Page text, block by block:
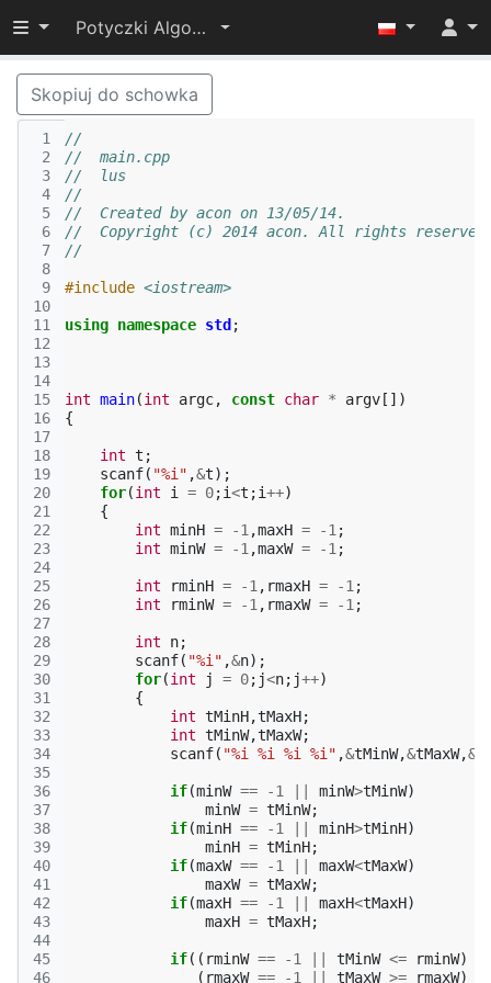
Przełącz widoczność menu
Potyczki Algorytmiczne 2014
Skopiuj do schowka
1
2
3
4
5
6
7
8
9
10
11
12
13
14
15
16
17
18
19
20
21
22
23
24
25
26
27
28
29
30
31
32
33
34
35
36
37
38
39
40
41
42
43
44
45
46
//
//  main.cpp
//  lus
//
//  Created by acon on 13/05/14.
//  Copyright (c) 2014 acon. All rights
//
#include <iostream>
using namespace std ;
int main(int argc, const char * argv [])
{
int t ;
scanf( "%i" ,&t);
for(int i = 0;i<t ;i++)
{
int minH = -1 ,maxH = -1 ;
int minW = -1 ,maxW = -1 ;
int rminH = -1 , rmaxH = -1 ;
int
rminW = -1 , rmaxW = -1 ;
int n;
scanf( "%i" ,&n);
for(int j = 0; j<n; j++)
{
int tMinH,tMaxH;
int tMinW,tMaxW;
scanf( "%i %i %i %i" ,&tMinW,&tMaxW,&
if(minW == -1 minW>tMinW)
minW = tMinW;
if(minH == -1 minH>tMinH)
minH = tMinH;
if(maxW == -1 maxW<tMaxW)
maxW = tMaxW;
if(maxH == -1 maxH<tMaxH)
maxH = tMaxH;
if(( rminW == -1 tMinW <= rminW)
( rmaxW == -1 tMaxW >= rmaxW)